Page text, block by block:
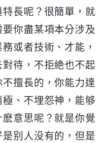
長呢？很簡單，就
你盡某項本分涉及
或者技術、才能，
待，不拒絶也不起
擅長的，你能力達
、不埋怨神，能够
意思呢？就是你覺
别人没有的，但是